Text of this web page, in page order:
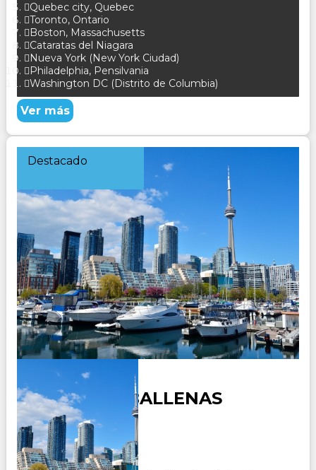
Quebec city, Quebec
Toronto, Ontario
Boston, Massachusetts
Cataratas del Niagara
Nueva York (New York Ciudad)
Philadelphia, Pensilvania
Washington DC (Distrito de Columbia)
Ver más
Destacado
CANADA Y BALLENAS
Duración:
8Días7Noches